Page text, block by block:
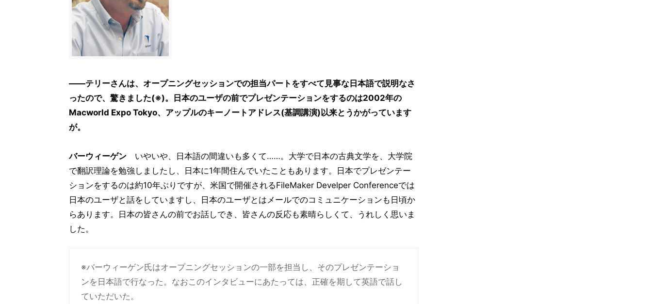
――テリーさんは、オープニングセッションでの担当パートをすべて見事な日本語で説明なさ
ったので、驚きました(※)。日本のユーザの前でプレゼンテーションをするのは2002年の
Macworld Expo Tokyo、アップルのキーノートアドレス(基調講演)以来とうかがっています
が。
バーウィーゲン いやいや、日本語の間違いも多くて……。大学で日本の古典文学を、大学院
で翻訳理論を勉強しましたし、日本に1年間住んでいたこともあります。日本でプレゼンテー
ションをするのは約10年ぶりですが、米国で開催されるFileMaker Develper Conferenceでは
日本のユーザと話をしていますし、日本のユーザとはメールでのコミュニケーションも日頃か
らあります。日本の皆さんの前でお話しでき、皆さんの反応も素晴らしくて、うれしく思いま
した。
※バーウィーゲン氏はオープニングセッションの一部を担当し、そのプレゼンテーショ
ンを日本語で行なった。なおこのインタビューにあたっては、正確を期して英語で話し
ていただいた。